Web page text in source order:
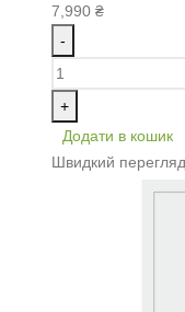
7,990 ₴
-
+
Додати в кошик
Швидкий перегляд